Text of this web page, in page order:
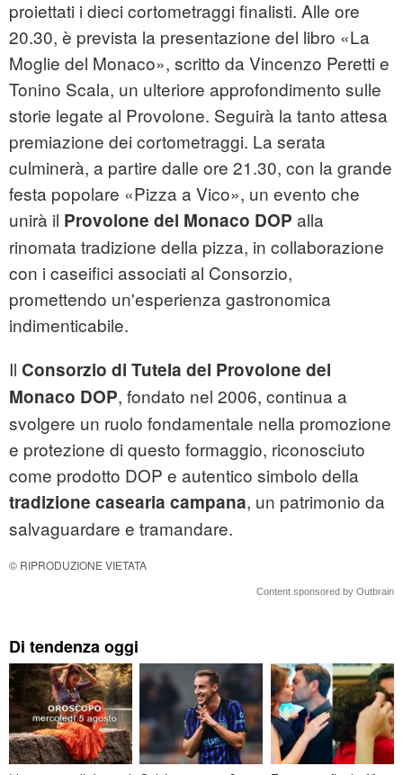
proiettati i dieci cortometraggi finalisti. Alle ore
20.30, è prevista la presentazione del libro «La
Moglie del Monaco», scritto da Vincenzo Peretti e
Tonino Scala, un ulteriore approfondimento sulle
storie legate al Provolone. Seguirà la tanto attesa
premiazione dei cortometraggi. La serata
culminerà, a partire dalle ore 21.30, con la grande
festa popolare «Pizza a Vico», un evento che
unirà il Provolone del Monaco DOP alla
rinomata tradizione della pizza, in collaborazione
con i caseifici associati al Consorzio,
promettendo un'esperienza gastronomica
indimenticabile.
Il Consorzio di Tutela del Provolone del
Monaco DOP, fondato nel 2006, continua a
svolgere un ruolo fondamentale nella promozione
e protezione di questo formaggio, riconosciuto
come prodotto DOP e autentico simbolo della
tradizione casearia campana, un patrimonio da
salvaguardare e tramandare.
© RIPRODUZIONE VIETATA
Content sponsored by Outbrain
Di tendenza oggi